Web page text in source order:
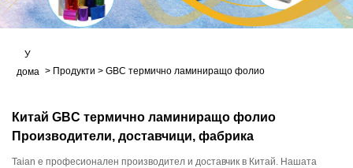
У
дома > Продукти > GBC термично ламиниращо фолио
Китай GBC термично ламиниращо фолио
Производители, доставчици, фабрика
Taian е професионален производител и доставчик в Китай. Нашата